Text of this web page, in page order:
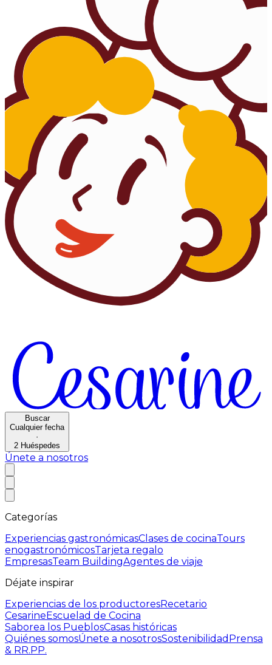
Buscar
Cualquier fecha
·
2 Huéspedes
Únete a nosotros
Categorías
Experiencias gastronómicasClases de cocinaTours
enogastronómicosTarjeta regalo
EmpresasTeam BuildingAgentes de viaje
Déjate inspirar
Experiencias de los productoresRecetario
CesarineEscuelad de Cocina
Saborea los PueblosCasas históricas
Quiénes somosÚnete a nosotrosSostenibilidad Prensa
& RR.PP.